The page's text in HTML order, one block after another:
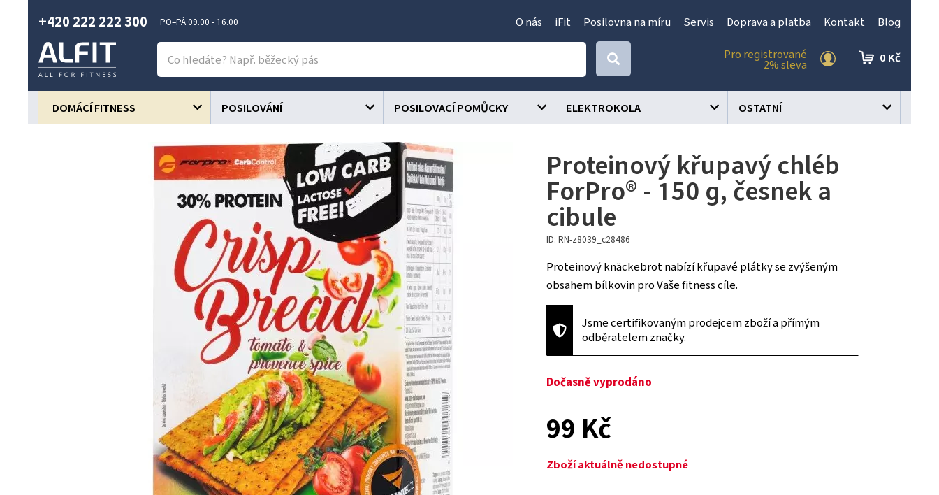
+420 222 222 300 PO–PÁ 09.00 - 16.00 O nás iFit Posilovna na míru Servis Doprava a platba Kontakt Blog
Pro registrované
2% sleva
0 Kč
DOMÁCÍ FITNESS POSILOVÁNÍ POSILOVACÍ POMŮCKY ELEKTROKOLA OSTATNÍ
Proteinový křupavý chléb
ForPro® - 150 g, česnek a
cibule
ID: RN-z8039_c28486
Proteinový knäckebrot nabízí křupavé plátky se zvýšeným
obsahem bílkovin pro Vaše fitness cíle.
Jsme certifikovaným prodejcem zboží a přímým
odběratelem značky.
Dočasně vyprodáno
99 Kč
Zboží aktuálně nedostupné